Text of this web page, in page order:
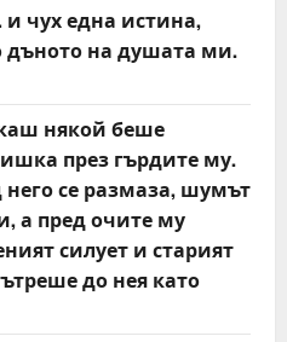
и чух една истина,
дъното на душата ми.
някой беше
през гърдите му.
се размаза, шумът
а пред очите му
силует и старият
до нея като